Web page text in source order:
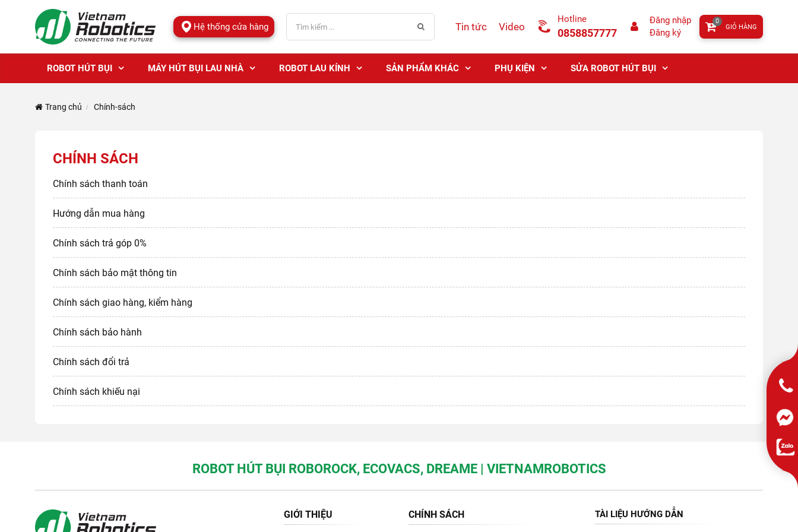
Hệ thống cửa hàng Tin tức Video
Hotline
0858857777
Đăng nhập
Đăng ký
GIỎ HÀNG
0
ROBOT HÚT BỤI MÁY HÚT BỤI LAU NHÀ ROBOT LAU KÍNH SẢN PHẨM KHÁC PHỤ KIỆN SỬA ROBOT HÚT BỤI
Trang chủ Chính-sách
CHÍNH SÁCH
Chính sách thanh toán
Hướng dẫn mua hàng
Chính sách trả góp 0%
Chính sách bảo mật thông tin
Chính sách giao hàng, kiểm hàng
Chính sách bảo hành
Chính sách đổi trả
Chính sách khiếu nại
ROBOT HÚT BỤI ROBOROCK, ECOVACS, DREAME | VIETNAMROBOTICS
GIỚI THIỆU CHÍNH SÁCH TÀI LIỆU HƯỚNG DẪN